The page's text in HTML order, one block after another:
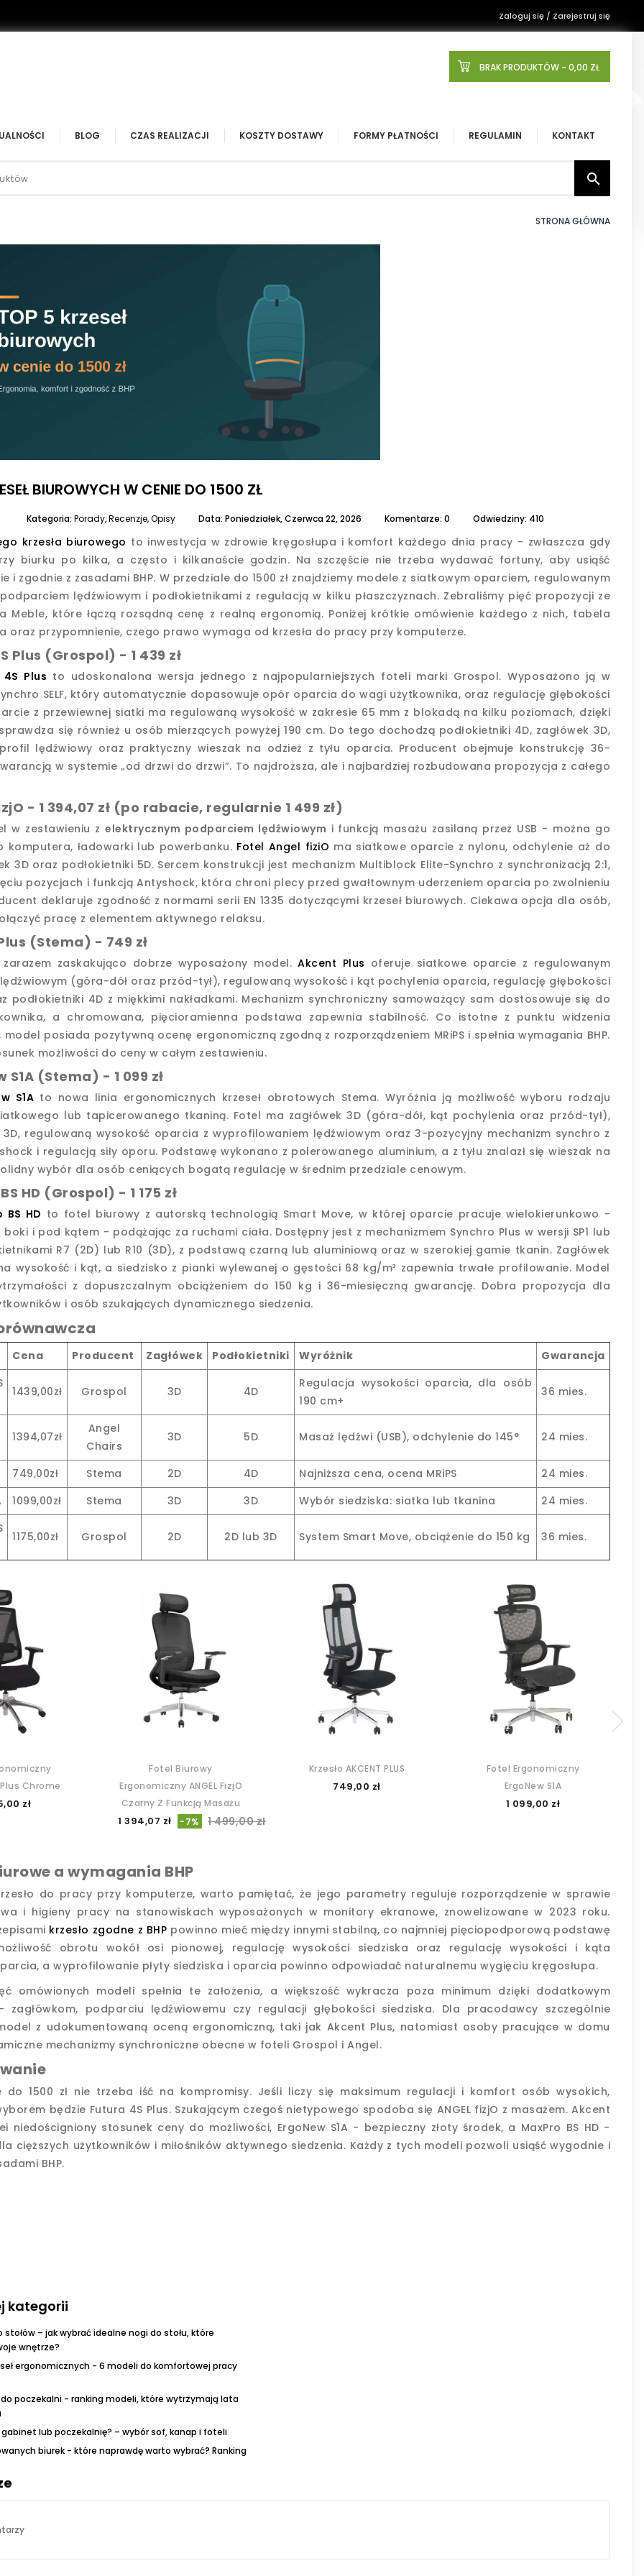
Zaloguj się / Zarejestruj się
BRAK PRODUKTÓW - 0,00 ZŁ
BLOG CZAS REALIZACJI KOSZTY DOSTAWY FORMY PŁATNOŚCI REGULAMIN KONTAKT

STRONA GŁÓWNA
BIUROWYCH W CENIE DO 1500 ZŁ
Kategoria: Porady, Recenzje, Opisy Data: Poniedziałek,Czerwca22,2026 Komentarze: 0 Odwiedziny: 410
krzesła biurowego to inwestycja w zdrowie kręgosłupa i komfort każdego dnia pracy - zwłaszcza gdy
biurku po kilka, a często i kilkanaście godzin. Na szczęście nie trzeba wydawać fortuny, aby usiąść
i zgodnie z zasadami BHP. W przedziale do 1500 zł znajdziemy modele z siatkowym oparciem, regulowanym
podparciem lędźwiowym i podłokietnikami z regulacją w kilku płaszczyznach. Zebraliśmy pięć propozycji ze
Meble, które łączą rozsądną cenę z realną ergonomią. Poniżej krótkie omówienie każdego z nich, tabela
oraz przypomnienie, czego prawo wymaga od krzesła do pracy przy komputerze.
Plus (Grospol) - 1 439 zł
Plus to udoskonalona wersja jednego z najpopularniejszych foteli marki Grospol. Wyposażono ją w
SELF, który automatycznie dopasowuje opór oparcia do wagi użytkownika, oraz regulację głębokości
z przewiewnej siatki ma regulowaną wysokość w zakresie 65 mm z blokadą na kilku poziomach, dzięki
się również u osób mierzących powyżej 190 cm. Do tego dochodzą podłokietniki 4D, zagłówek 3D,
lędźwiowy oraz praktyczny wieszak na odzież z tyłu oparcia. Producent obejmuje konstrukcję 36-
w systemie „od drzwi do drzwi”. To najdroższa, ale i najbardziej rozbudowana propozycja z całego
- 1 394,07 zł (po rabacie, regularnie 1 499 zł)
w zestawieniu zelektrycznym podparciem lędźwiowym i funkcją masażu zasilaną przez USB - można go
komputera, ładowarki lub powerbanku. Fotel Angel fiziO ma siatkowe oparcie z nylonu, odchylenie aż do
3D oraz podłokietniki 5D. Sercem konstrukcji jest mechanizm Multiblock Elite-Synchro z synchronizacją 2:1,
pozycjach i funkcją Antyshock, która chroni plecy przed gwałtownym uderzeniem oparcia po zwolnieniu
deklaruje zgodność z normami serii EN 1335 dotyczącymi krzeseł biurowych. Ciekawa opcja dla osób,
pracę z elementem aktywnego relaksu.
(Stema) - 749 zł
zarazem zaskakująco dobrze wyposażony model.Akcent Plus oferuje siatkowe oparcie z regulowanym
(góra-dół oraz przód-tył), regulowaną wysokość i kąt pochylenia oparcia, regulację głębokości
podłokietniki 4D z miękkimi nakładkami. Mechanizm synchroniczny samoważący sam dostosowuje się do
a chromowana, pięcioramienna podstawa zapewnia stabilność. Co istotne z punktu widzenia
posiada pozytywną ocenę ergonomiczną zgodną z rozporządzeniem MRiPS i spełnia wymagania BHP.
możliwości do ceny w całym zestawieniu.
S1A (Stema) - 1 099 zł
S1A to nowa linia ergonomicznych krzeseł obrotowych Stema. Wyróżnia ją możliwość wyboru rodzaju
lub tapicerowanego tkaniną. Fotel ma zagłówek 3D (góra-dół, kąt pochylenia oraz przód-tył),
3D, regulowaną wysokość oparcia z wyprofilowaniem lędźwiowym oraz 3-pozycyjny mechanizm synchro z
i regulacją siły oporu. Podstawę wykonano z polerowanego aluminium, a z tyłu znalazł się wieszak na
wybór dla osób ceniących bogatą regulację w średnim przedziale cenowym.
HD (Grospol) - 1 175 zł
BS HD to fotel biurowy z autorską technologią Smart Move, w której oparcie pracuje wielokierunkowo -
boki i pod kątem - podążając za ruchami ciała. Dostępny jest z mechanizmem Synchro Plus w wersji SP1 lub
R7 (2D) lub R10 (3D), z podstawą czarną lub aluminiową oraz w szerokiej gamie tkanin. Zagłówek
wysokość i kąt, a siedzisko z pianki wylewanej o gęstości 68 kg/m³ zapewnia trwałe profilowanie. Model
z dopuszczalnym obciążeniem do 150 kg i 36-miesięczną gwarancję. Dobra propozycja dla
i osób szukających dynamicznego siedzenia.
Cena Producent Zagłówek Podłokietniki Wyróżnik
Gwarancja
1439,00zł Grospol 3D 4D
Regulacja wysokości oparcia, dla osób
190 cm+
36 mies.
1394,07zł
Angel
Chairs
3D 5D Masaż lędźwi (USB), odchylenie do 145° 24 mies.
749,00zł Stema 2D 4D Najniższa cena, ocena MRiPS
24 mies.
1099,00zł Stema 3D 3D Wybór siedziska: siatka lub tkanina
24 mies.
1175,00zł Grospol 2D 2D lub 3D System Smart Move, obciążenie do 150 kg 36 mies.
Plus Chrome
zł
Fotel Biurowy
Ergonomiczny ANGEL FizjO
Czarny Z Funkcją Masażu
1 394,07 zł -7% 1 499,00 zł
Krzesło AKCENT PLUS
749,00 zł
Fotel Ergonomiczny
ErgoNew S1A
1 099,00 zł
a wymagania BHP
do pracy przy komputerze, warto pamiętać, że jego parametry reguluje rozporządzenie w sprawie
i higieny pracy na stanowiskach wyposażonych w monitory ekranowe, znowelizowane w 2023 roku.
krzesło zgodne z BHP powinno mieć między innymi stabilną, co najmniej pięciopodporową podstawę
obrotu wokół osi pionowej, regulację wysokości siedziska oraz regulację wysokości i kąta
a wyprofilowanie płyty siedziska i oparcia powinno odpowiadać naturalnemu wygięciu kręgosłupa.
omówionych modeli spełnia te założenia, a większość wykracza poza minimum dzięki dodatkowym
zagłówkom, podparciu lędźwiowemu czy regulacji głębokości siedziska. Dla pracodawcy szczególnie
z udokumentowaną oceną ergonomiczną, taki jak Akcent Plus, natomiast osoby pracujące w domu
mechanizmy synchroniczne obecne w foteli Grospol i Angel.
do 1500 zł nie trzeba iść na kompromisy. Jeśli liczy się maksimum regulacji i komfort osób wysokich,
będzie Futura 4S Plus. Szukającym czegoś nietypowego spodoba się ANGEL fizjO z masażem. Akcent
niedościgniony stosunek ceny do możliwości, ErgoNew S1A - bezpieczny złoty środek, a MaxPro BS HD -
cięższych użytkowników i miłośników aktywnego siedzenia. Każdy z tych modeli pozwoli usiąść wygodnie i
BHP.
kategorii
stołów – jak wybrać idealne nogi do stołu, które
wnętrze?
ergonomicznych - 6 modeli do komfortowej pracy
do poczekalni - ranking modeli, które wytrzymają lata
gabinet lub poczekalnię? – wybór sof, kanap i foteli
biurek - które naprawdę warto wybrać? Ranking